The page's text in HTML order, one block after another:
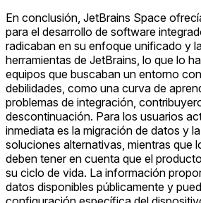
En conclusión, JetBrains Space
para el desarrollo de software
radicaban en su enfoque unificado y
herramientas de JetBrains, lo que lo
equipos que buscaban un entorno
debilidades, como una curva de
problemas de integración,
descontinuación. Para los usuarios
inmediata es la migración de datos y
soluciones alternativas, mientras que
deben tener en cuenta que el
su ciclo de vida. La información
datos disponibles públicamente y